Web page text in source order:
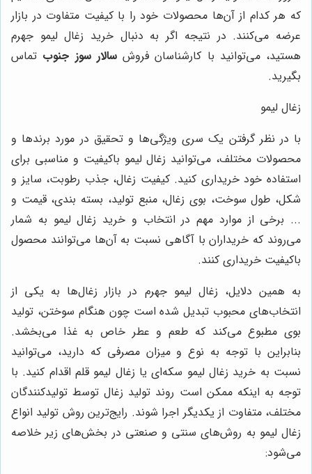
که هر کدام از آن‌ها محصولات خود را با کیفیت متفاوت در بازار
عرضه می‌کنند. در نتیجه اگر به دنبال خرید زغال لیمو جهرم
هستید، می‌توانید با کارشناسان فروشسالار سوز جنوب تماس
بگیرید.
زغال لیمو
با در نظر گرفتن یک سری ویژگی‌ها و تحقیق در مورد برندها و
محصولات مختلف، می‌توانید زغال لیمو باکیفیت و مناسبی برای
استفاده خود خریداری کنید.کیفیت زغال، جذب رطوبت، سایز و
شکل، طول سوخت، بوی زغال، منبع تولید، بسته بندی، قیمت و
... برخی از موارد مهم در انتخاب و خرید زغال لیمو به شمار
می‌روند که خریداران با آگاهی نسبت به آن‌ها می‌توانند محصول
باکیفیت خریداری کنند.
به همین دلایل، زغال لیمو جهرم در بازار زغال‌ها به یکی از
انتخاب‌های محبوب تبدیل شده است چون هنگام سوختن، تولید
بوی مطبوع می‌کند که طعم و عطر خاص به غذا می‌بخشد.
بنابراین با توجه به نوع و میزان مصرفی که دارید، می‌توانید
نسبت به خرید زغال لیمو سکه‌ای یا زغال لیمو قلم اقدام کنید. با
توجه به اینکه ممکن است روند تولید زغال توسط تولیدکنندگان
مختلف، متفاوت از یکدیگر اجرا شوند. رایج‌ترین روش تولید انواع
زغال لیمو به روش‌های سنتی و صنعتی در بخش‌های زیر خلاصه
می‌شود: